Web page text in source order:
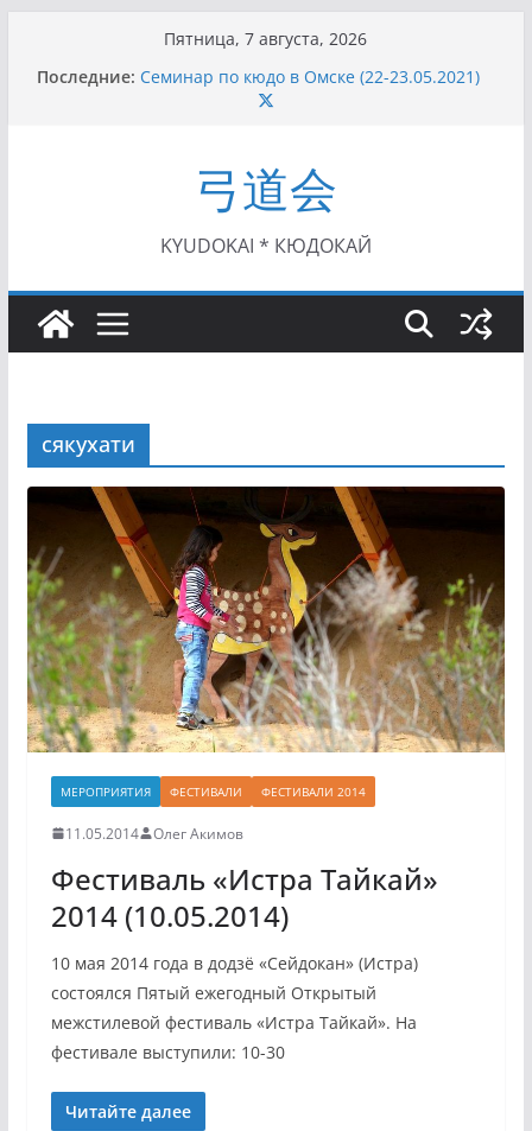
содержимому
Пятница, 7 августа, 2026
Последние: Семинар по кюдо в Омске (22-23.05.2021)
Чемпионат Росcии, Дёмино (2-5.09.2021)
II Кубок Посла Японии в России по Кюдо,
Орёл (25.07.2021)
I этап Кубка Московской области по Кюдо /
Сейдокан II (27.06.2021)
弓道会
KYUDOKAI * КЮДОКАЙ
сякухати
МЕРОПРИЯТИЯ ФЕСТИВАЛИ ФЕСТИВАЛИ 2014
11.05.2014 Олег Акимов
Фестиваль «Истра Тайкай»
2014 (10.05.2014)
10 мая 2014 года в додзё «Сейдокан» (Истра)
состоялся Пятый ежегодный Открытый
межстилевой фестиваль «Истра Тайкай». На
фестивале выступили: 10-30
Читайте далее